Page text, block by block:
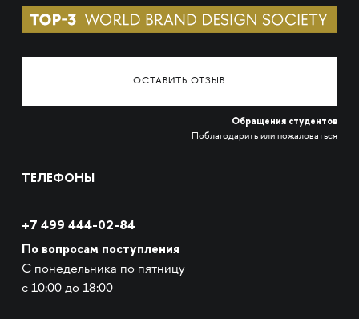
ОСТАВИТЬ ОТЗЫВ
Обращения студентов
Поблагодарить или пожаловаться
ТЕЛЕФОНЫ
+7 499 444-02-84
По вопросам поступления
С понедельника по пятницу
с 10:00 до 18:00